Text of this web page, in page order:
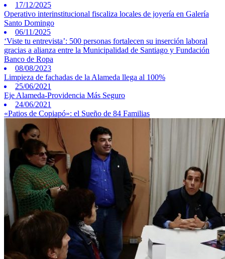
17/12/2025
Operativo interinstitucional fiscaliza locales de joyería en Galería
Santo Domingo
06/11/2025
‘Viste tu entrevista’: 500 personas fortalecen su inserción laboral
gracias a alianza entre la Municipalidad de Santiago y Fundación
Banco de Ropa
08/08/2023
Limpieza de fachadas de la Alameda llega al 100%
25/06/2021
Eje Alameda-Providencia Más Seguro
24/06/2021
«Patios de Copiapó»: el Sueño de 84 Familias